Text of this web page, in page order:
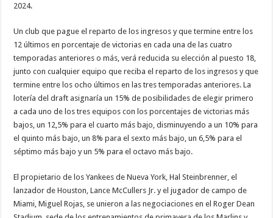
2024.
Un club que pague el reparto de los ingresos y que termine entre los
12 últimos en porcentaje de victorias en cada una de las cuatro
temporadas anteriores o más, verá reducida su elección al puesto 18,
junto con cualquier equipo que reciba el reparto de los ingresos y que
termine entre los ocho últimos en las tres temporadas anteriores. La
lotería del draft asignaría un 15% de posibilidades de elegir primero
a cada uno de los tres equipos con los porcentajes de victorias más
bajos, un 12,5% para el cuarto más bajo, disminuyendo a un 10% para
el quinto más bajo, un 8% para el sexto más bajo, un 6,5% para el
séptimo más bajo y un 5% para el octavo más bajo.
El propietario de los Yankees de Nueva York, Hal Steinbrenner, el
lanzador de Houston, Lance McCullers Jr. y el jugador de campo de
Miami, Miguel Rojas, se unieron a las negociaciones en el Roger Dean